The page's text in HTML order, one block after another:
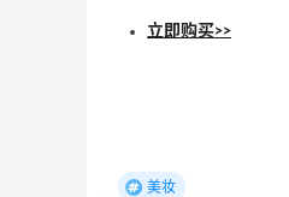
立即购买>>
美妆